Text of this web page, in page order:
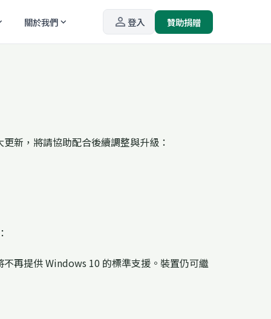
關於我們expand_more person_outline登入 贊助捐贈
新，將請協助配合後續調整與升級：
再提供 Windows 10 的標準支援。裝置仍可繼